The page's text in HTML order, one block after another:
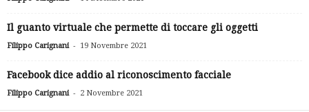
Il guanto virtuale che permette di toccare gli oggetti
Filippo Carignani - 19 Novembre 2021
Facebook dice addio al riconoscimento facciale
Filippo Carignani - 2 Novembre 2021